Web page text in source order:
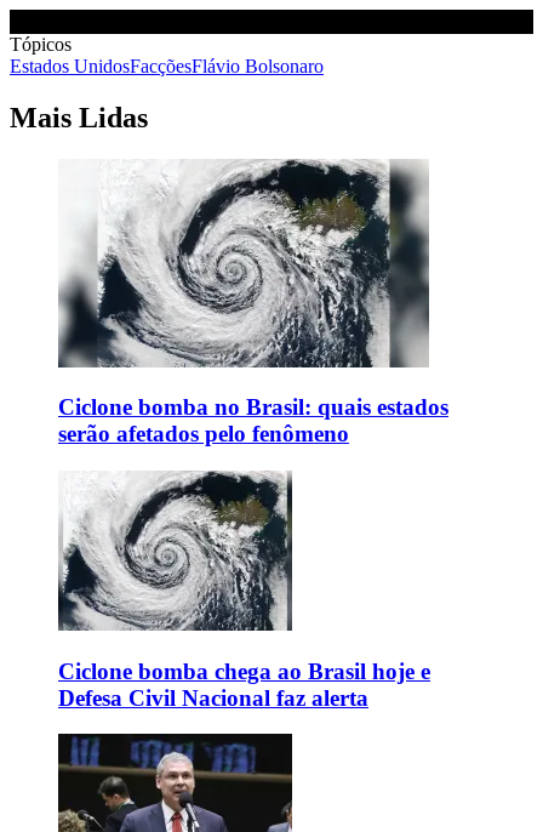
Tópicos
Estados UnidosFacçõesFlávio Bolsonaro
Mais Lidas
Ciclone bomba no Brasil: quais estados
serão afetados pelo fenômeno
Ciclone bomba chega ao Brasil hoje e
Defesa Civil Nacional faz alerta